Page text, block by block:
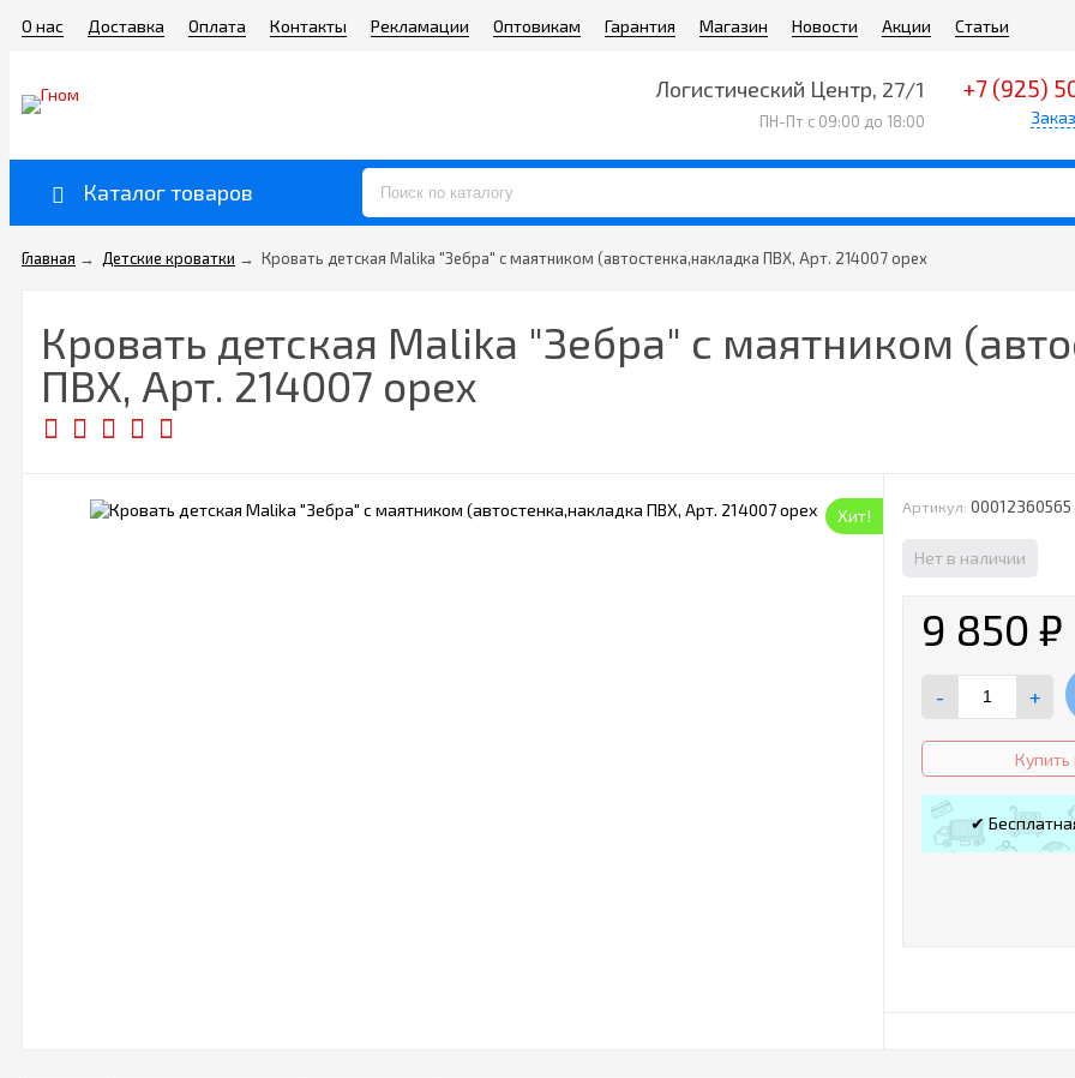
О нас Доставка Оплата Контакты Рекламации Оптовикам Гарантия Магазин Новости Акции Статьи
Логистический Центр, 27/1
ПН-Пт с 09:00 до 18:00
+7 (925)
Каталог товаров
Главная → Детские кроватки → Кровать детская Malika "Зебра" с маятником (автостенка,накладка ПВХ, Арт. 214007 орех
Кровать детская Malika "Зебра" с маятником
ПВХ, Арт. 214007 орех
Хит! Артикул: 00012360565
Нет в наличии
9 850₽
- +
Купить
✔